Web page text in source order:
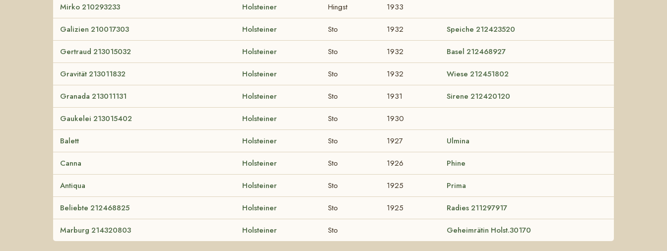
Mirko 210293233 Holsteiner Hingst 1933
Galizien 210017303 Holsteiner Sto 1932 Speiche 212423520
Gertraud 213015032 Holsteiner Sto 1932 Basel 212468927
Gravität 213011832 Holsteiner Sto 1932 Wiese 212451802
Granada 213011131 Holsteiner Sto 1931 Sirene 212420120
Gaukelei 213015402 Holsteiner Sto 1930
Balett Holsteiner Sto 1927 Ulmina
Canna Holsteiner Sto 1926 Phine
Antiqua Holsteiner Sto 1925 Prima
Beliebte 212468825 Holsteiner Sto 1925 Radies 211297917
Marburg 214320803 Holsteiner Sto Geheimrätin Holst.30170